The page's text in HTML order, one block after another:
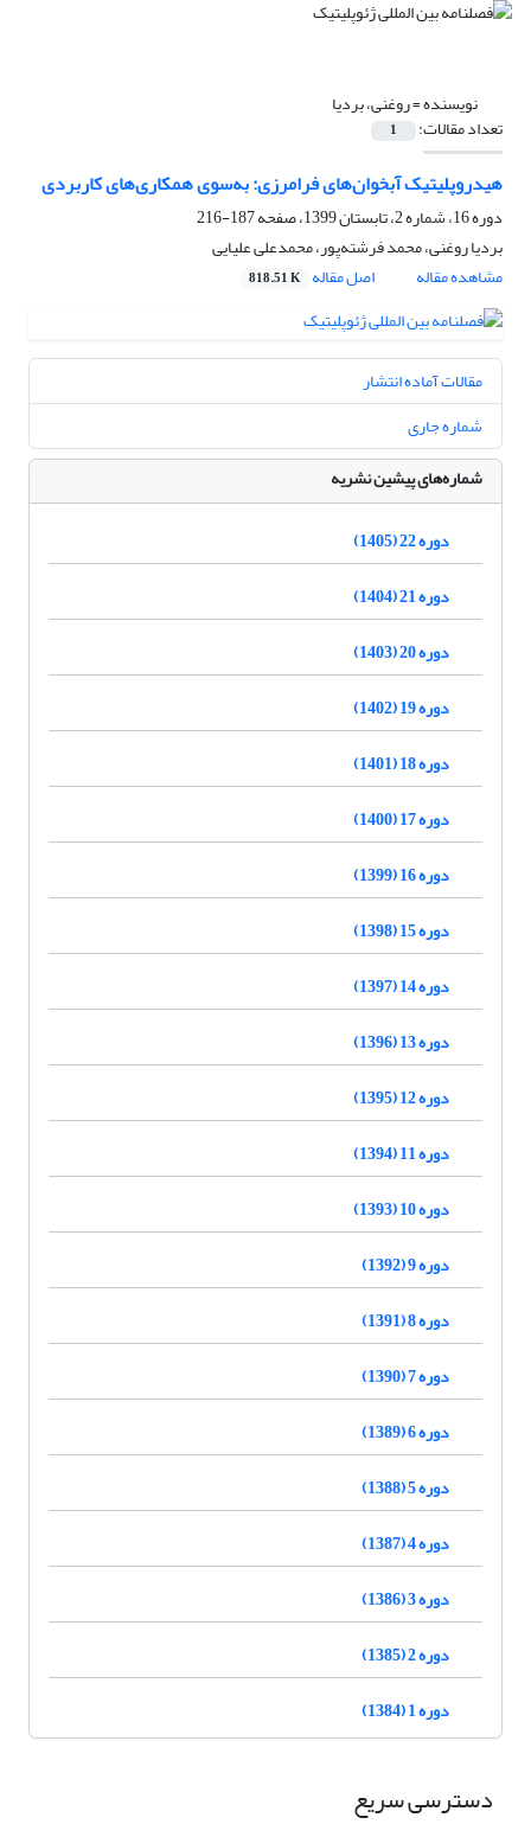
نویسنده =روغنی، بردیا
تعداد مقالات: 1
هیدروپلیتیک آبخوان‌های فرامرزی: به‌سوی همکاری‌های کاربردی
دوره 16، شماره 2، تابستان 1399، صفحه
187-216
بردیا روغنی، محمد فرشته‌پور، محمد‌علی علیایی
مشاهده مقاله
اصل مقاله 818.51 K
مقالات آماده انتشار
شماره جاری
شماره‌های پیشین نشریه
دوره 22 (1405)
دوره 21 (1404)
دوره 20 (1403)
دوره 19 (1402)
دوره 18 (1401)
دوره 17 (1400)
دوره 16 (1399)
دوره 15 (1398)
دوره 14 (1397)
دوره 13 (1396)
دوره 12 (1395)
دوره 11 (1394)
دوره 10 (1393)
دوره 9 (1392)
دوره 8 (1391)
دوره 7 (1390)
دوره 6 (1389)
دوره 5 (1388)
دوره 4 (1387)
دوره 3 (1386)
دوره 2 (1385)
دوره 1 (1384)
دسترسی سریع